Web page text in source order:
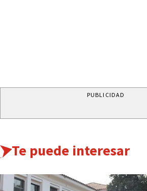
PUBLICIDAD
Te puede interesar